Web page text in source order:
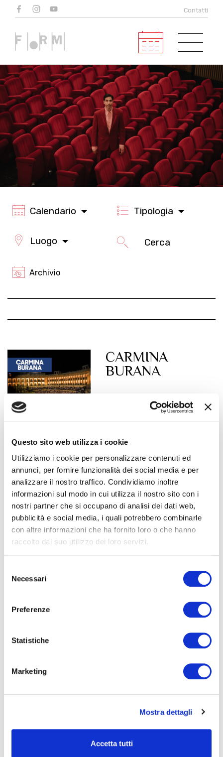
Questo sito web utilizza i cookie
Utilizziamo i cookie per personalizzare contenuti ed
annunci, per fornire funzionalità dei social media e per
analizzare il nostro traffico. Condividiamo inoltre
informazioni sul modo in cui utilizza il nostro sito con i
nostri partner che si occupano di analisi dei dati web,
pubblicità e social media, i quali potrebbero combinarle
con altre informazioni che ha fornito loro o che hanno
raccolto dal suo utilizzo dei loro servizi.
delNecessari
Preferenze
Statistiche
Marketing
Mostra dettagli
Accetta tutti
Contatti
Eventi
in programma
Calendario Tipologia
Luogo
Archivio
CARMINA
BURANA
VEN
7 AGO
2026
Arena Sferisterio
Macerata
2026
NABUCCO